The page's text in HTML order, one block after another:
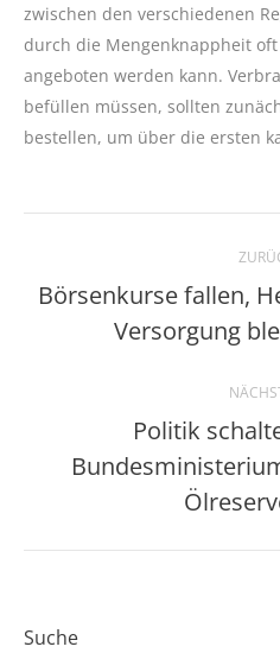
zwischen den verschiedenen
durch die Mengenknappheit
angeboten werden kann.
befüllen müssen, sollten
bestellen, um über die ersten
Börsenkurse fallen,
Versorgung
Politik
Suche